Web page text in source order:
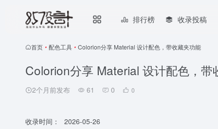
排行榜 收录投稿
首页 • 配色工具 • Colorion分享 Material 设计配色，带收藏夹功能
Colorion分享 Material 设计配色，带
2个月前发布 61 0 0
收录时间： 2026-05-26